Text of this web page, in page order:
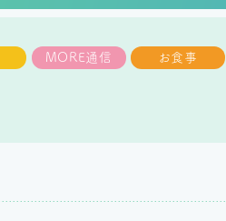
MORE通信 お食事